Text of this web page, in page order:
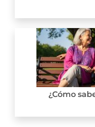
¿Cómo